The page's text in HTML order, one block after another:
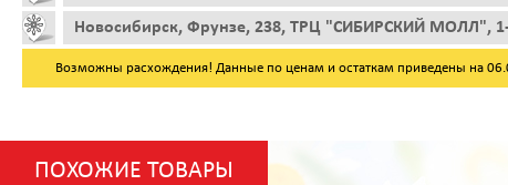
Новосибирск, Фрунзе, 238, ТРЦ "СИБИРСКИЙ МОЛЛ",
Возможны расхождения! Данные по ценам и остаткам приведены на
ПОХОЖИЕ ТОВАРЫ